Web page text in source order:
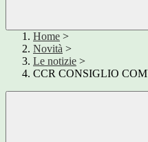
Home >
Novità >
Le notizie >
CCR CONSIGLIO